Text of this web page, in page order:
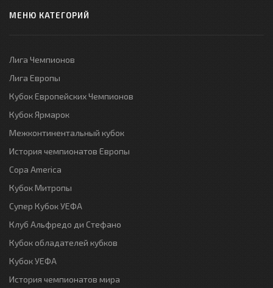
МЕНЮ КАТЕГОРИЙ
Лига Чемпионов
Лига Европы
Кубок Европейских Чемпионов
Кубок Ярмарок
Межконтинентальный кубок
История чемпионатов Европы
Copa America
Кубок Митропы
Супер Кубок УЕФА
Клуб Альфредо ди Стефано
Кубок обладателей кубков
Кубок УЕФА
История чемпионатов мира